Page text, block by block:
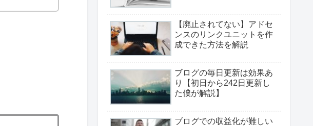
【廃止されてない】アドセ
ンスのリンクユニットを作
成できた方法を解説
ブログの毎日更新は効果あ
り【初日から242日更新し
た僕が解説】
ブログでの収益化が難しい